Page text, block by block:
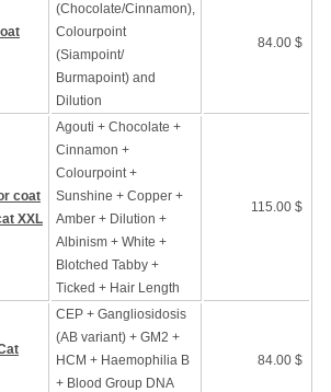
(Chocolate/Cinnamon),
Colourpoint
(Siampoint/
Burmapoint) and
Dilution
84.00 $
coat
XXL
Agouti + Chocolate +
Cinnamon +
Colourpoint +
Sunshine + Copper +
Amber + Dilution +
Albinism + White +
Blotched Tabby +
Ticked + Hair Length
115.00 $
CEP + Gangliosidosis
(AB variant) + GM2 +
HCM + Haemophilia B
+ Blood Group DNA
84.00 $